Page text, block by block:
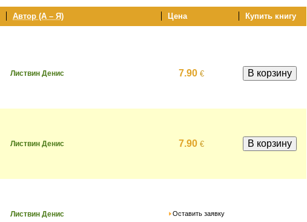
Автор (А – Я) Цена Купить книгу
Листвин Денис 7.90 €
Листвин Денис 7.90 €
Листвин Денис Оставить заявку